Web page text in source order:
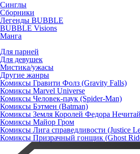
Синглы
Сборники
Легенды BUBBLE
BUBBLE Visions
Манга
Для парней
Для девушек
Мистика/ужасы
Другие жанры
Комиксы Гравити Фолз (Gravity Falls)
Комиксы Marvel Universe
Комиксы Человек-паук (Spider-Man)
Комиксы Бэтмен (Batman)
Комиксы Земля Королей Федора
Комиксы Майор Гром
Комиксы Лига справедливости (Justice
Комиксы Призрачный гонщик (Ghost